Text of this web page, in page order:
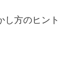
し方のヒント